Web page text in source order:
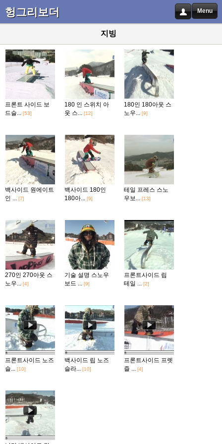
헝그리보더 Menu
지빙
프론트 사이드 보
드슬... [53]
180 인 스위치 아
웃 스... [12]
180인 180아웃 스
노우... [9]
백사이드 원에이트
인 ... [7]
백사이드 180인
180아... [9]
테일 프레스 스노
우보... [13]
270인 270아웃 스
노우... [4]
기술 설명 스노우
보드 ... [9]
프론트사이드 립
테일 ... [2]
프론트사이드 노즈
슬... [10]
백사이드 립 노즈
슬라... [10]
프론트사이드 프렛
즐 ... [4]